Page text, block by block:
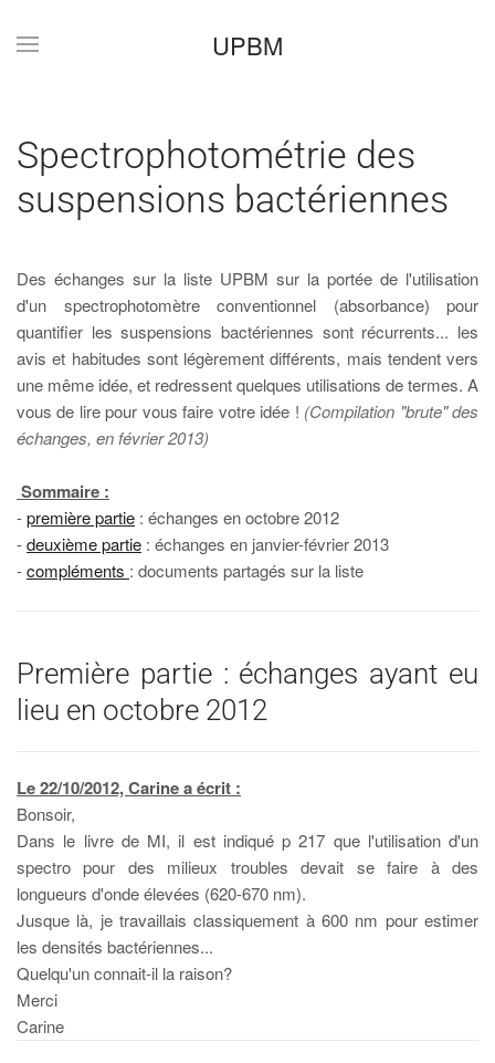
Accéder au contenu principalUPBM
Spectrophotométrie des
suspensions bactériennes
Des échanges sur la liste UPBM sur la portée de l'utilisation
d'un spectrophotomètre conventionnel (absorbance) pour
quantifier les suspensions bactériennes sont récurrents... les
avis et habitudes sont légèrement différents, mais tendent vers
une même idée, et redressent quelques utilisations de termes. A
vous de lire pour vous faire votre idée ! (Compilation "brute" des
échanges, en février 2013)
Sommaire :
-première partie : échanges en octobre 2012
-deuxième partie : échanges en janvier-février 2013
-compléments : documents partagés sur la liste
Première partie : échanges ayant eu
lieu en octobre 2012
Le 22/10/2012, Carine a écrit :
Bonsoir,
Dans le livre de MI, il est indiqué p 217 que l'utilisation d'un
spectro pour des milieux troubles devait se faire à des
longueurs d'onde élevées (620-670 nm).
Jusque là, je travaillais classiquement à 600 nm pour estimer
les densités bactériennes...
Quelqu'un connait-il la raison?
Merci
Carine